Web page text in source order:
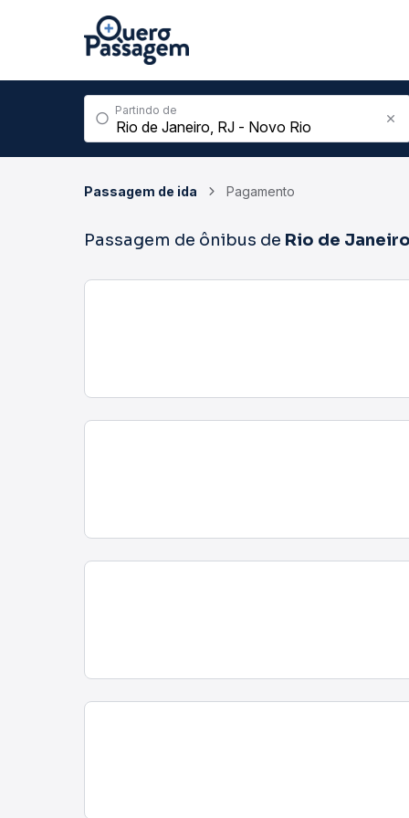
Partindo de
Passagem de ida Pagamento
Passagem de ônibus de Rio de Janeiro